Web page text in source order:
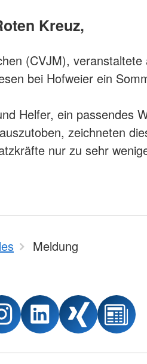
Kreuz,
(CVJM), veranstaltete
bei Hofweier ein
Helfer, ein passendes
zeichneten
nur zu sehr
Meldung